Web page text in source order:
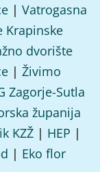
| Vatrogasna
Krapinske
dvorište
| Živimo
Zagorje-Sutla
županija
KZŽ | HEP |
| Eko flor